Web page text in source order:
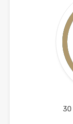
30